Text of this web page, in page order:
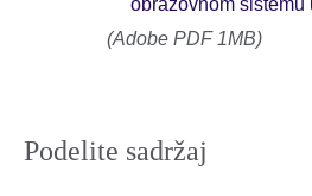
obrazovnom sistemu
(Adobe PDF 1MB)
Podelite sadržaj